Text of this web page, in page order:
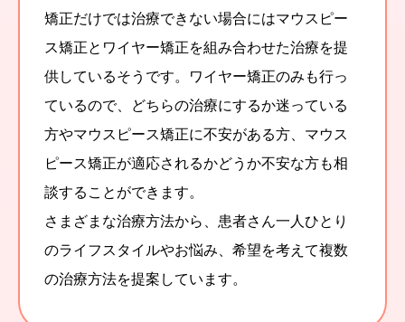
矯正だけでは治療できない場合にはマウスピー
ス矯正とワイヤー矯正を組み合わせた治療を提
供しているそうです。ワイヤー矯正のみも行っ
ているので、どちらの治療にするか迷っている
方やマウスピース矯正に不安がある方、マウス
ピース矯正が適応されるかどうか不安な方も相
談することができます。
さまざまな治療方法から、患者さん一人ひとり
のライフスタイルやお悩み、希望を考えて複数
の治療方法を提案しています。